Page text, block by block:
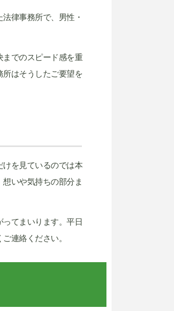
律事務所で、男性・
でのスピード感を重
はそうしたご要望を
を見ているのでは本
いや気持ちの部分ま
てまいります。平日
連絡ください。